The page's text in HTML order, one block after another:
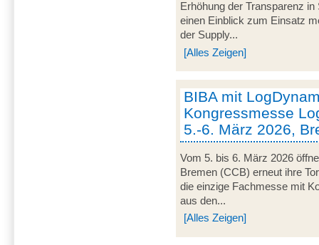
Erhöhung der Transparenz
einen Einblick zum Einsatz
der Supply...
[Alles Zeigen]
BIBA mit
Kongressmesse
5.-6. März 2026,
Vom 5. bis 6. März 2026
Bremen (CCB) erneut ihre
die einzige Fachmesse mit
aus den...
[Alles Zeigen]